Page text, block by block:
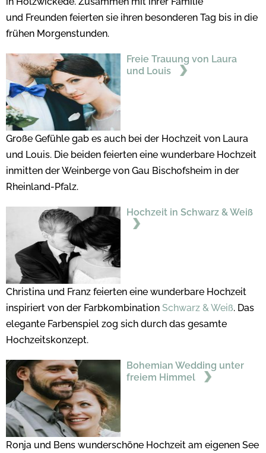
und Freunden feierten sie ihren besonderen Tag bis in die
frühen Morgenstunden.
Freie Trauung von Laura
und Louis
Große Gefühle gab es auch bei der Hochzeit von Laura
und Louis. Die beiden feierten eine wunderbare Hochzeit
inmitten der Weinberge von Gau Bischofsheim in der
Rheinland-Pfalz.
Hochzeit in Schwarz & Weiß
Christina und Franz feierten eine wunderbare Hochzeit
inspiriert von der Farbkombination Schwarz & Weiß. Das
elegante Farbenspiel zog sich durch das gesamte
Hochzeitskonzept.
Bohemian Wedding unter
freiem Himmel
Ronja und Bens wunderschöne Hochzeit am eigenen See